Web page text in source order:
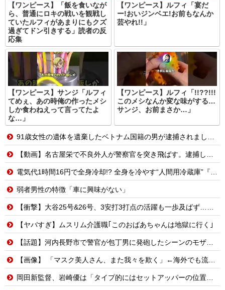
【ワンピース】「飯を食いなが
ら、普通にロキの戦いを観戦し
ていたルフィがあまりにもクズ
過ぎてドン引きする」読者の反
応集
【ワンピース】ルフィ「宴だ
ー!おいジンベエ!お前もなんか
芸やれ!!」
【ワンピース】サンジ「ルフィ
てめぇ、あの時俺の作ったメシ
しか食わねえって言ってたよ
な…」
【ワンピース】ルフィ「!!??!!!
このメシなんか変な味がする…
サンジ、お前まさか…」
91歳女性の遺体を遺棄したベトナム国籍の男が逮捕されました #移民 #外国人
【動画】名古屋栄で不良外人が警察官を突き飛ばす。逮捕しろやｗｗｗ
電気代1時間16円で全身冷却!? 全身を冷やす“人間用冷蔵庫”『ど冷えもんBOX』→工事現場やゴルフ場で導入続々と話題
弱者男性の特徴「車に興味がない」
【衝撃】大谷25号&26号、3安打3打点の活躍も一歩及ばず…それでも希望を見出すLADファン反応集 MLB2026シーズン 8.
【ヤバすぎ】ムスリム介護職｢このおばあちゃんは地獄に行く｣
【話題】河内長野市で警官が包丁男に発砲したシーンのモザ無し映像が公開される。
【画像】 「マスク美人さん、また我々を欺く」←海外でも流行りだした結果がこちらw w w w w w w
岡田新監督、岩崎優は「タイプ的にはセットアッパーの位置が一番合うてる」←おーん